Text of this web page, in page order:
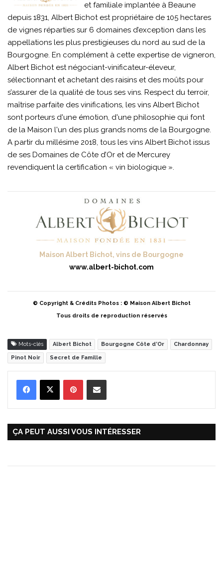
et familiale implantée à Beaune
depuis 1831, Albert Bichot est propriétaire de 105 hectares
de vignes réparties sur 6 domaines d’exception dans les
appellations les plus prestigieuses du nord au sud de la
Bourgogne. En complément à cette expertise de vigneron,
Albert Bichot est négociant-vinificateur-éleveur,
sélectionnant et achetant des raisins et des moûts pour
s’assurer de la qualité de tous ses vins. Respect du terroir,
maîtrise parfaite des vinifications, les vins Albert Bichot
sont porteurs d'une émotion, d'une philosophie qui font
de la Maison l'un des plus grands noms de la Bourgogne.
A partir du millésime 2018, tous les vins Albert Bichot issus
de ses Domaines de Côte d’Or et de Mercurey
revendiquent la certification « vin biologique ».
Maison Albert Bichot, vins de Bourgogne
www.albert-bichot.com
© Copyright & Crédits Photos : © Maison Albert Bichot
Tous droits de reproduction réservés
Mots-clés Albert Bichot Bourgogne Côte d’Or Chardonnay
Pinot Noir Secret de Famille
ÇA PEUT AUSSI VOUS INTÉRESSER